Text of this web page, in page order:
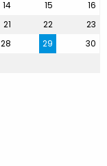
14 15
16
21 22
23
28 29
30